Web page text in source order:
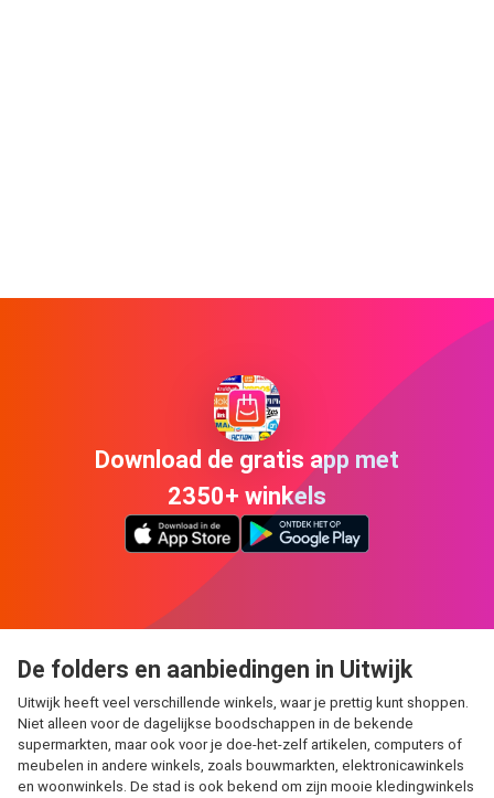
Download de gratis app met
2350+ winkels
De folders en aanbiedingen in Uitwijk
Uitwijk heeft veel verschillende winkels, waar je prettig kunt shoppen.
Niet alleen voor de dagelijkse boodschappen in de bekende
supermarkten, maar ook voor je doe-het-zelf artikelen, computers of
meubelen in andere winkels, zoals bouwmarkten, elektronicawinkels
en woonwinkels. De stad is ook bekend om zijn mooie kledingwinkels